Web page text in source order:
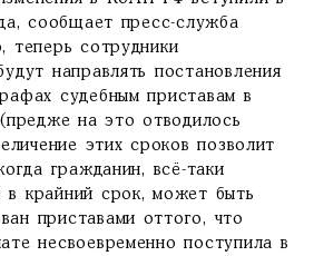
сообщает пресс-служба
сотрудники
направлять постановления
судебным приставам в
на это отводилось
этих сроков позволит
гражданин, всё-таки
крайний срок, может быть
приставами оттого, что
несвоевременно поступила в